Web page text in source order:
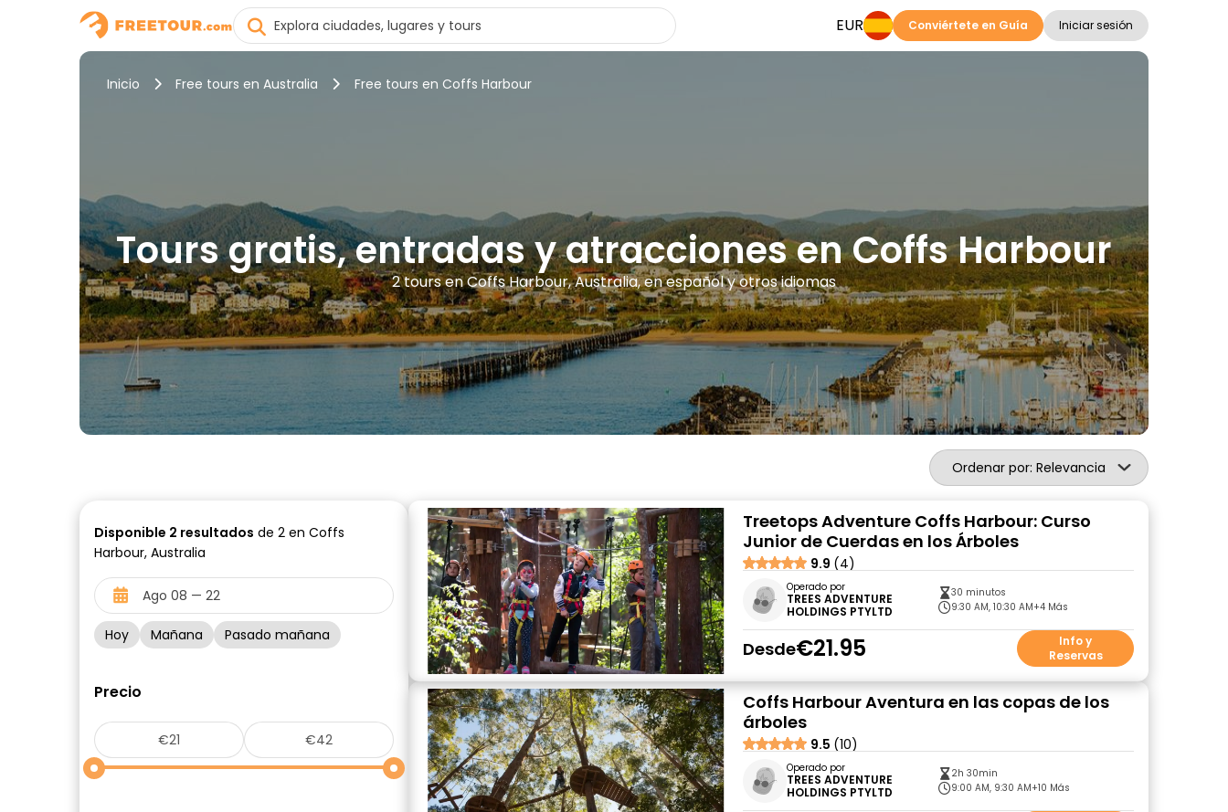
EUR Conviértete en Guía Iniciar sesión
Inicio Free tours en Australia Free tours en Coffs Harbour
Tours gratis, entradas y atracciones en Coffs Harbour
2 tours en Coffs Harbour, Australia, en español y otros idiomas
Ordenar por: Relevancia
Disponible 2 resultados de 2 en Coffs
Harbour, Australia
Hoy Mañana Pasado mañana
Precio
Treetops Adventure Coffs Harbour: Curso
Junior de Cuerdas en los Árboles
9.9 (4)
Operado por
TREES ADVENTURE
HOLDINGS PTYLTD
30 minutos
9:30 AM, 10:30 AM+4 Más
Desde€21.95
Info y
Reservas
Coffs Harbour Aventura en las copas de los
árboles
9.5 (10)
Operado por
TREES ADVENTURE
HOLDINGS PTYLTD
2h 30min
9:00 AM, 9:30 AM+10 Más